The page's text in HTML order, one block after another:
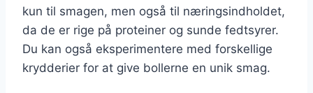
kun til smagen, men også til næringsindholdet,
da de er rige på proteiner og sunde fedtsyrer.
Du kan også eksperimentere med forskellige
krydderier for at give bollerne en unik smag.